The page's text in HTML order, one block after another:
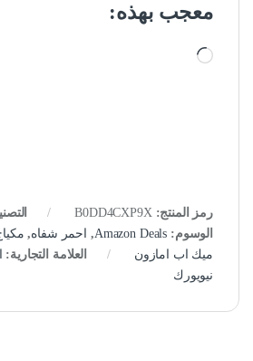
معجب بهذه:
جاري التحميل…
رمز المنتج:B0DD4CXP9X
الوسوم: Amazon Deals
, احمر شفاه,
ميك اب امازون
العلامة التجارية:
نيويورك